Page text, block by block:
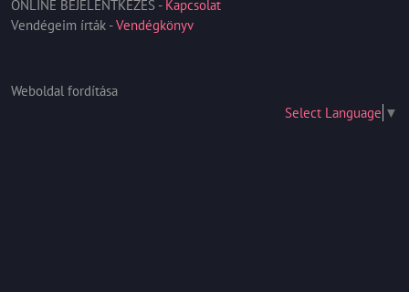
ONLINE BEJELENTKEZÉS - Kapcsolat
Vendégeim írták -Vendégkönyv
Weboldal fordítása
Select Language ▼